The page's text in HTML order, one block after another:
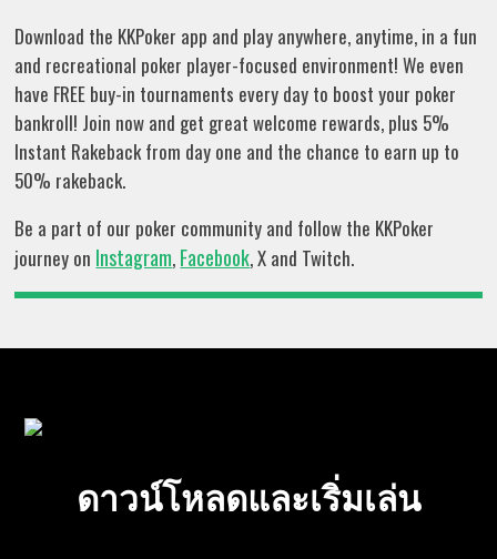
Download the KKPoker app and play anywhere, anytime, in a fun
and recreational poker player-focused environment! We even
have FREE buy-in tournaments every day to boost your poker
bankroll! Join now and get great welcome rewards, plus 5%
Instant Rakeback from day one and the chance to earn up to
50% rakeback.
Be a part of our poker community and follow the KKPoker
journey on Instagram, Facebook, X and Twitch.
ดาวน์โหลดและเริ่มเล่น